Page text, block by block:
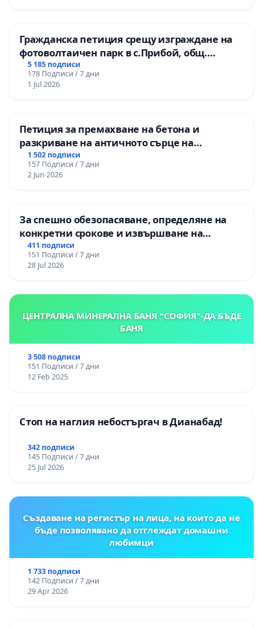
Гражданска петиция срещу изграждане на
фотоволтаичен парк в с.Прибой, общ.
Радомир
5 185 подписи
178 Подписи / 7 дни
1 Jul 2026
Петиция за премахване на бетона и
разкриване на античното сърце на
Могиланската могила във Враца
1 502 подписи
157 Подписи / 7 дни
2 Jun 2026
За спешно обезопасяване, определяне на
конкретни срокове и извършване на
цялостна рехабилитация на
републиканския път между пътен възел АМ
„Тракия“ - гр. Ихтиман - с. Мирово - к.к.
411 подписи
151 Подписи / 7 дни
28 Jul 2026
ЦЕНТРАЛНА МИНЕРАЛНА БАНЯ "СОФИЯ"-ДА БЪДЕ
БАНЯ
3 508 подписи
151 Подписи / 7 дни
12 Feb 2025
Стоп на наглия небостъргач в Дианабад!
342 подписи
145 Подписи / 7 дни
25 Jul 2026
Създаване на регистър на лица, на които да не
бъде позволявано да отглеждат домашни
любимци
1 733 подписи
142 Подписи / 7 дни
29 Apr 2026